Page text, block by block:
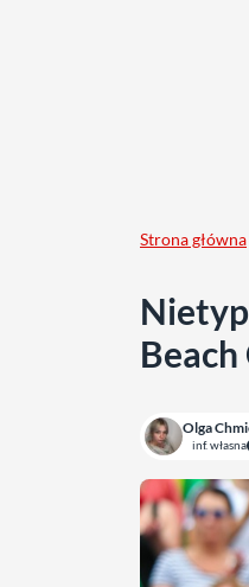
Strona główna
Olga
inf. własna